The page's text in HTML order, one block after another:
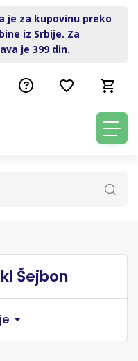
je za kupovinu preko
iz Srbije. Za
je 399 din.
Šejbon